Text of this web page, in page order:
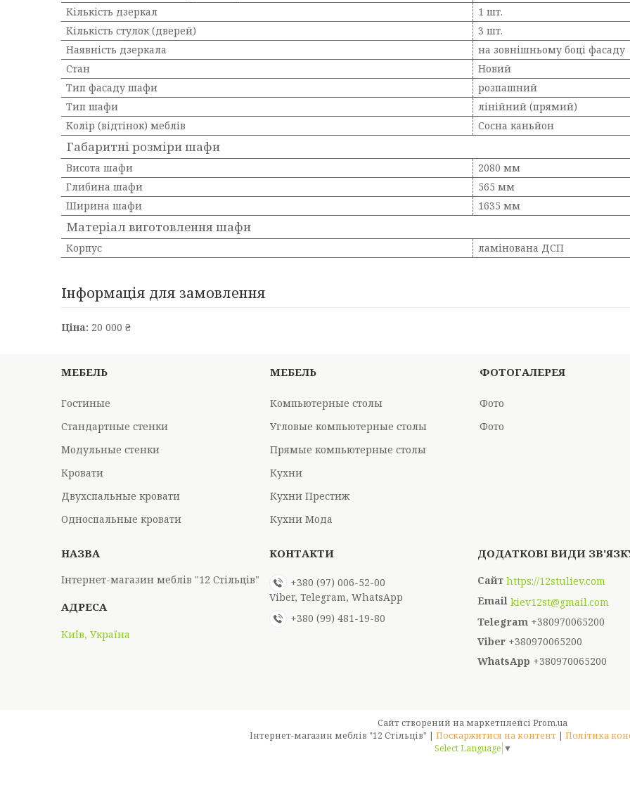
Кількість дзеркал
1 шт.
Кількість стулок (дверей)
3 шт.
Наявність дзеркала
на зовнішньому боці фасаду
Стан
Новий
Тип фасаду шафи
розпашний
Тип шафи
лінійний (прямий)
Колір (відтінок) меблів
Сосна каньйон
Габаритні розміри шафи
Висота шафи
2080 мм
Глибина шафи
565 мм
Ширина шафи
1635 мм
Матеріал виготовлення шафи
Корпус ламінована ДСП
Інформація для замовлення
Ціна: 20 000 ₴
МЕБЕЛЬ
Гостиные
Стандартные стенки
Модульные стенки
Кровати
Двухспальные кровати
Односпальные кровати
МЕБЕЛЬ
Компьютерные столы
Угловые компьютерные столы
Прямые компьютерные столы
Кухни
Кухни Престиж
Кухни Мода
ФОТОГАЛЕРЕЯ
Фото
Фото
Інтернет-магазин меблів "12 Стільців"
Київ, Україна
+380 (97) 006-52-00
Viber, Telegram, WhatsApp
+380 (99) 481-19-80
https://12stuliev.com
kiev12st@gmail.com
+380970065200
+380970065200
+380970065200
Сайт створений на маркетплейсі Prom.ua
Інтернет-магазин меблів "12 Стільців" | Поскаржитися на контент | Політика
Select Language ▼